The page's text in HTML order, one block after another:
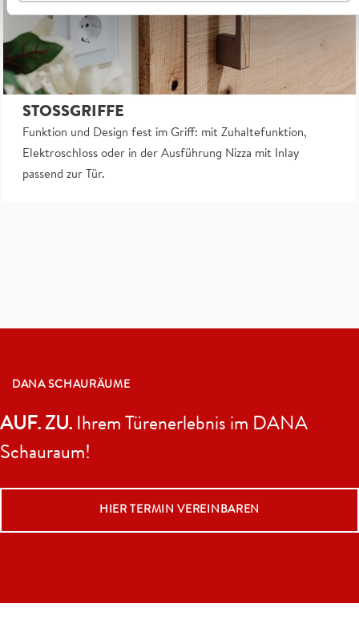
STOSSGRIFFE
Funktion und Design fest im Griff: mit Zuhaltefunktion,
Elektroschloss oder in der Ausführung Nizza mit Inlay
passend zur Tür.
DANA SCHAURÄUME
AUF. ZU. Ihrem Türenerlebnis im DANA
Schauraum!
HIER TERMIN VEREINBAREN